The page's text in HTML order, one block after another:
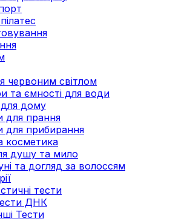
червоним світлом
та ємності для води
дому
для прання
для прибирання
косметика
душу та мило
та догляд за волоссям
тести
ДНК
Тести